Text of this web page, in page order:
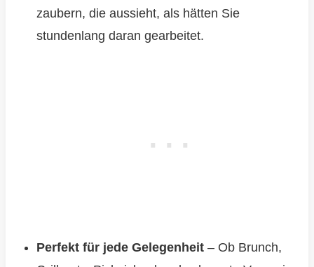
zaubern, die aussieht, als hätten Sie
stundenlang daran gearbeitet.
Perfekt für jede Gelegenheit– Ob Brunch,